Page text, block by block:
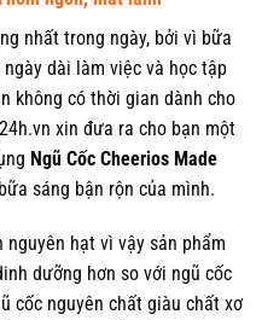
nhất trong ngày, bởi vì bữa
dài làm việc và học tập
không có thời gian dành cho
xin đưa ra cho bạn một
Ngũ Cốc Cheerios Made
sáng bận rộn của mình.
hạt vì vậy sản phẩm
dưỡng hơn so với ngũ cốc
cốc nguyên chất giàu chất xơ